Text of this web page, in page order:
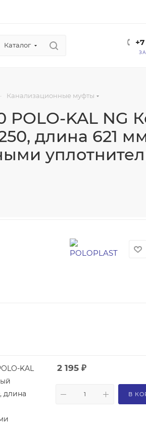
Каталог
Канализационные муфты
POLO-KAL
длина 621
KAL
длина
2 195 ₽
В